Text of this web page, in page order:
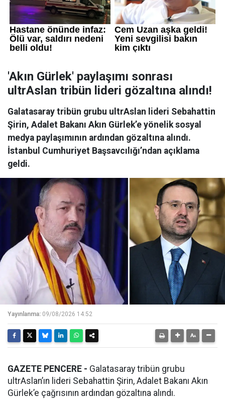
'Akın Gürlek' paylaşımı sonrası
ultrAslan tribün lideri gözaltına alındı!
Galatasaray tribün grubu ultrAslan lideri Sebahattin
Şirin, Adalet Bakanı Akın Gürlek’e yönelik sosyal
medya paylaşımının ardından gözaltına alındı.
İstanbul Cumhuriyet Başsavcılığı’ndan açıklama
geldi.
Yayınlanma: 09/08/2026 14:52
GAZETE PENCERE - Galatasaray tribün grubu
ultrAslan’ın lideri Sebahattin Şirin, Adalet Bakanı Akın
Gürlek’e çağrısının ardından gözaltına alındı.